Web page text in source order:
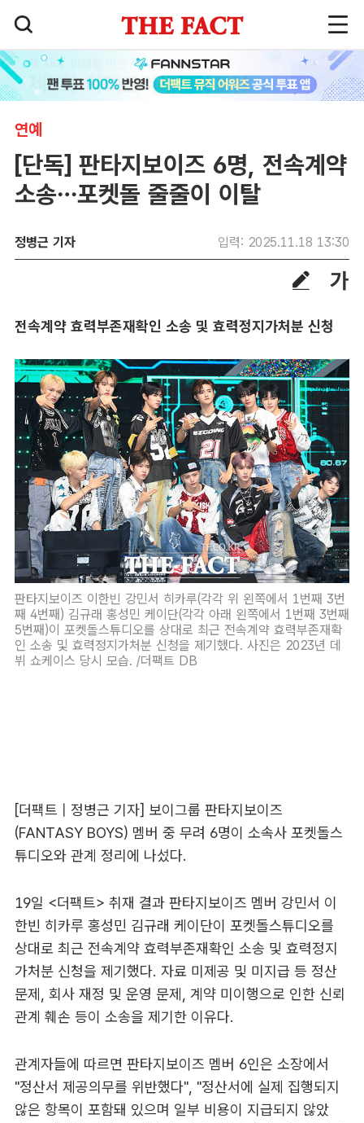
연예
[단독] 판타지보이즈 6명, 전속계약
소송…포켓돌 줄줄이 이탈
정병근 기자 입력: 2025.11.18 13:30
전속계약 효력부존재확인 소송 및 효력정지가처분 신청
판타지보이즈 이한빈 강민서 히카루(각각 위 왼쪽에서 1번째 3번
째 4번째) 김규래 홍성민 케이단(각각 아래 왼쪽에서 1번째 3번째
5번째)이 포켓돌스튜디오를 상대로 최근 전속계약 효력부존재확
인 소송 및 효력정지가처분 신청을 제기했다. 사진은 2023년 데
뷔 쇼케이스 당시 모습. /더팩트 DB
[더팩트 | 정병근 기자] 보이그룹 판타지보이즈
(FANTASY BOYS) 멤버 중 무려 6명이 소속사 포켓돌스
튜디오와 관계 정리에 나섰다.
19일 <더팩트> 취재 결과 판타지보이즈 멤버 강민서 이
한빈 히카루 홍성민 김규래 케이단이 포켓돌스튜디오를
상대로 최근 전속계약 효력부존재확인 소송 및 효력정지
가처분 신청을 제기했다. 자료 미제공 및 미지급 등 정산
문제, 회사 재정 및 운영 문제, 계약 미이행으로 인한 신뢰
관계 훼손 등이 소송을 제기한 이유다.
관계자들에 따르면 판타지보이즈 멤버 6인은 소장에서
"정산서 제공의무를 위반했다", "정산서에 실제 집행되지
않은 항목이 포함돼 있으며 일부 비용이 지급되지 않았